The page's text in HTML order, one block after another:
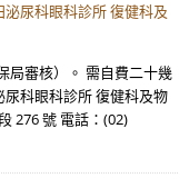
尿科眼科診所 復健科及
局審核）。 需自費二十幾
科眼科診所 復健科及物
276 號 電話：(02)